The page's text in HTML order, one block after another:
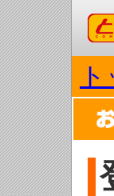
コミ